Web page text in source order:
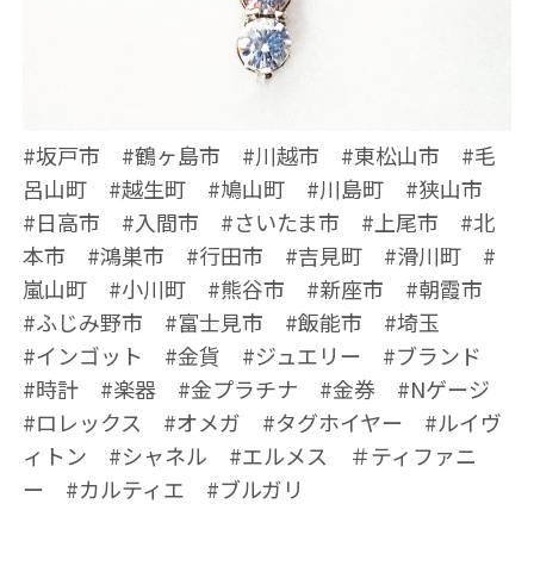
#坂戸市 #鶴ヶ島市 #川越市 #東松山市 #毛
呂山町 #越生町 #鳩山町 #川島町 #狭山市
#日高市 #入間市 #さいたま市 #上尾市 #北
本市 #鴻巣市 #行田市 #吉見町 #滑川町 #
嵐山町 #小川町 #熊谷市 #新座市 #朝霞市
#ふじみ野市 #富士見市 #飯能市 #埼玉
#インゴット #金貨 #ジュエリー #ブランド
#時計 #楽器 #金プラチナ #金券 #Nゲージ
#ロレックス #オメガ #タグホイヤー #ルイヴ
ィトン #シャネル #エルメス ＃ティファニ
ー #カルティエ #ブルガリ